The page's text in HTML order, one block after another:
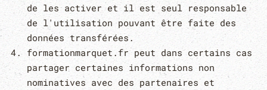
de les activer et il est seul responsable
de l'utilisation pouvant être faite des
données transférées.
formationmarquet.fr peut dans certains cas
partager certaines informations non
nominatives avec des partenaires et